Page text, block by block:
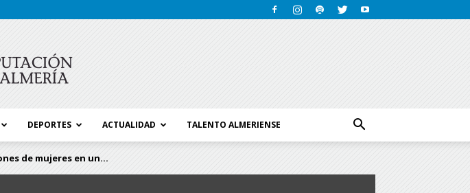
DEPORTES ACTUALIDAD TALENTO ALMERIENSE
de mujeres en un...